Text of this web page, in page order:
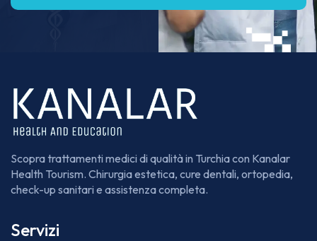
Scopra trattamenti medici di qualità in Turchia con Kanalar
Health Tourism. Chirurgia estetica, cure dentali, ortopedia,
check-up sanitari e assistenza completa.
Servizi